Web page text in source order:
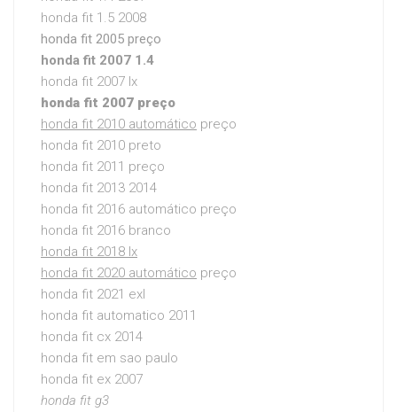
honda fit 1.5 2008
honda fit 2005 preço
honda fit 2007 1.4
honda fit 2007 lx
honda fit 2007 preço
honda fit 2010 automático preço
honda fit 2010 preto
honda fit 2011 preço
honda fit 2013 2014
honda fit 2016 automático preço
honda fit 2016 branco
honda fit 2018 lx
honda fit 2020 automático preço
honda fit 2021 exl
honda fit automatico 2011
honda fit cx 2014
honda fit em sao paulo
honda fit ex 2007
honda fit g3